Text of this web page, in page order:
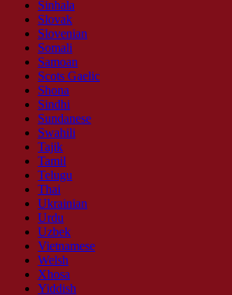
Sinhala
Slovak
Slovenian
Somali
Samoan
Scots Gaelic
Shona
Sindhi
Sundanese
Swahili
Tajik
Tamil
Telugu
Thai
Ukrainian
Urdu
Uzbek
Vietnamese
Welsh
Xhosa
Yiddish